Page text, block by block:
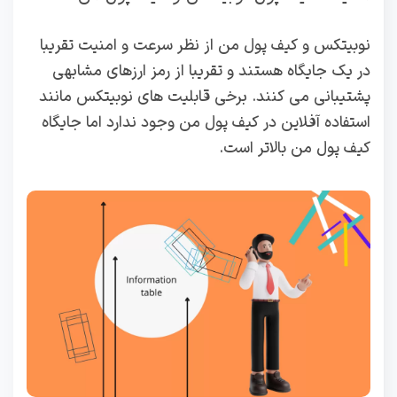
نوبیتکس و کیف پول من از نظر سرعت و امنیت تقریبا
در یک جایگاه هستند و تقریبا از رمز ارزهای مشابهی
پشتیبانی می کنند. برخی قابلیت های نوبیتکس مانند
استفاده آفلاین در کیف پول من وجود ندارد اما جایگاه
کیف پول من بالاتر است.